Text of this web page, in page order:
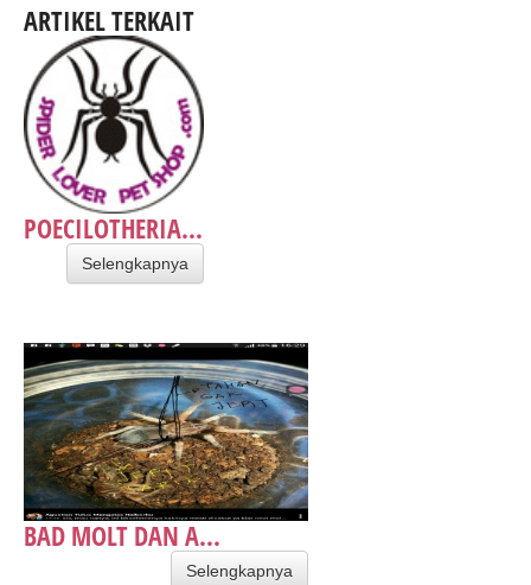
ARTIKEL TERKAIT
POECILOTHERIA...
Selengkapnya
BAD MOLT DAN A...
Selengkapnya